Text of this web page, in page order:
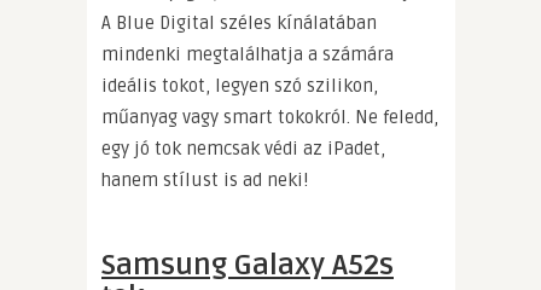
A Blue Digital széles kínálatában
mindenki megtalálhatja a számára
ideális tokot, legyen szó szilikon,
műanyag vagy smart tokokról. Ne feledd,
egy jó tok nemcsak védi az iPadet,
hanem stílust is ad neki!
Samsung Galaxy A52s